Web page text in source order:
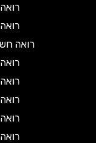
רואה
רואה
רואה חשבון
רואה
רואה
רואה
רואה
רואה